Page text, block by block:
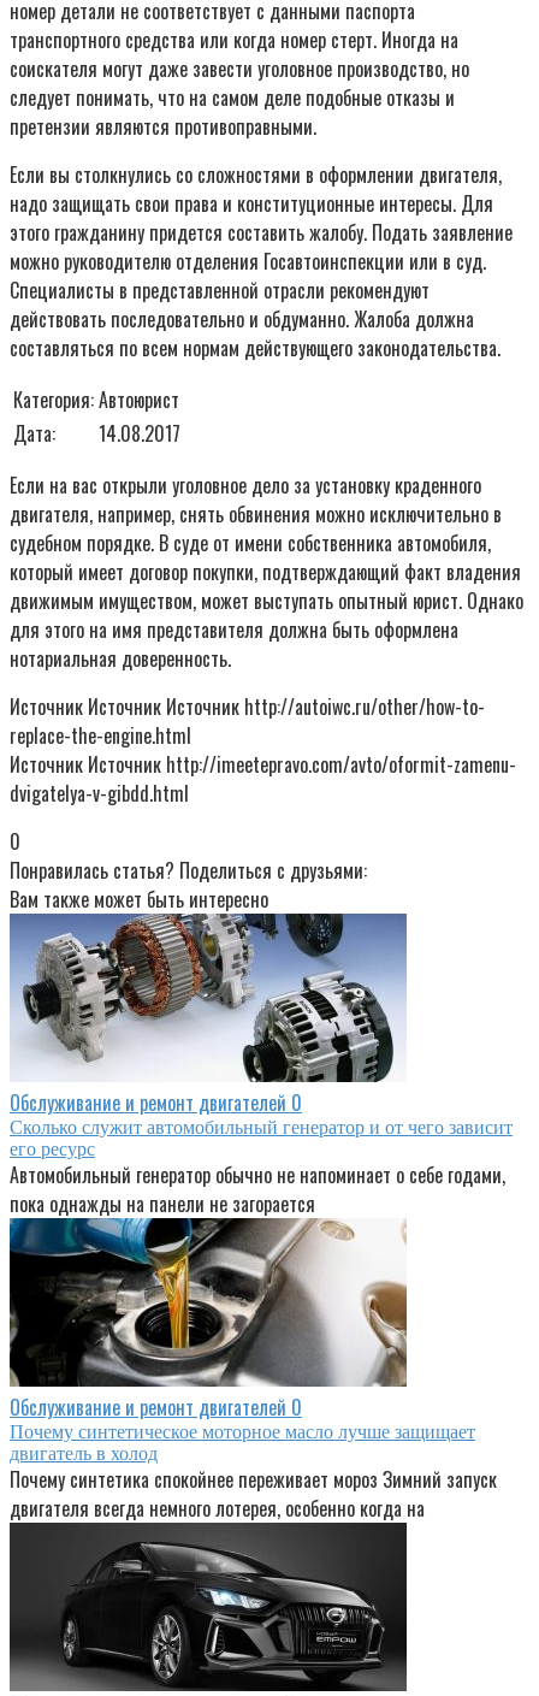
номер детали не соответствует с данными паспорта
транспортного средства или когда номер стерт. Иногда на
соискателя могут даже завести уголовное производство, но
следует понимать, что на самом деле подобные отказы и
претензии являются противоправными.
Если вы столкнулись со сложностями в оформлении двигателя,
надо защищать свои права и конституционные интересы. Для
этого гражданину придется составить жалобу. Подать заявление
можно руководителю отделения Госавтоинспекции или в суд.
Специалисты в представленной отрасли рекомендуют
действовать последовательно и обдуманно. Жалоба должна
составляться по всем нормам действующего законодательства.
Категория:Автоюрист
Дата:
14.08.2017
Если на вас открыли уголовное дело за установку краденного
двигателя, например, снять обвинения можно исключительно в
судебном порядке. В суде от имени собственника автомобиля,
который имеет договор покупки, подтверждающий факт владения
движимым имуществом, может выступать опытный юрист. Однако
для этого на имя представителя должна быть оформлена
нотариальная доверенность.
Источник Источник Источник http://autoiwc.ru/other/how-to-
replace-the-engine.html
Источник Источник http://imeetepravo.com/avto/oformit-zamenu-
dvigatelya-v-gibdd.html
0
Понравилась статья? Поделиться с друзьями:
Вам также может быть интересно
Обслуживание и ремонт двигателей 0
Сколько служит автомобильный генератор и от чего зависит
его ресурс
Автомобильный генератор обычно не напоминает о себе годами,
пока однажды на панели не загорается
Обслуживание и ремонт двигателей 0
Почему синтетическое моторное масло лучше защищает
двигатель в холод
Почему синтетика спокойнее переживает мороз Зимний запуск
двигателя всегда немного лотерея, особенно когда на